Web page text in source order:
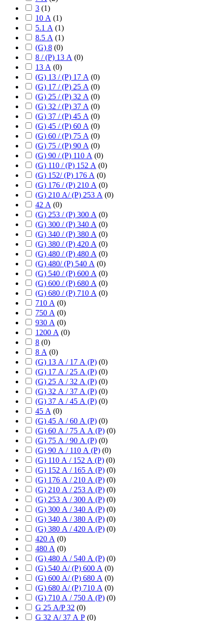
3 (1)
10 А (1)
5.1 А (1)
8.5 А (1)
(G) 8 (0)
8 / (P) 13 А (0)
13 А (0)
(G) 13 / (P) 17 А (0)
(G) 17 / (P) 25 А (0)
(G) 25 / (P) 32 А (0)
(G) 32 / (P) 37 А (0)
(G) 37 / (P) 45 А (0)
(G) 45 / (P) 60 А (0)
(G) 60 / (P) 75 А (0)
(G) 75 / (P) 90 А (0)
(G) 90 / (P) 110 А (0)
(G) 110 / (P) 152 А (0)
(G) 152/ (P) 176 А (0)
(G) 176 / (P) 210 А (0)
(G) 210 А/ (P) 253 А (0)
42 А (0)
(G) 253 / (P) 300 А (0)
(G) 300 / (P) 340 А (0)
(G) 340 / (P) 380 А (0)
(G) 380 / (P) 420 А (0)
(G) 480 / (P) 480 А (0)
(G) 480/ (P) 540 А (0)
(G) 540 / (P) 600 А (0)
(G) 600 / (P) 680 А (0)
(G) 680 / (P) 710 А (0)
710 А (0)
750 А (0)
930 А (0)
1200 А (0)
8 (0)
8 А (0)
(G) 13 А / 17 А (P) (0)
(G) 17 А / 25 А (P) (0)
(G) 25 А / 32 А (P) (0)
(G) 32 А / 37 А (P) (0)
(G) 37 А / 45 А (P) (0)
45 А (0)
(G) 45 А / 60 А (P) (0)
(G) 60 А / 75 А А (P) (0)
(G) 75 А / 90 А (P) (0)
(G) 90 А / 110 А (P) (0)
(G) 110 А / 152 А (P) (0)
(G) 152 А / 165 А (P) (0)
(G) 176 А / 210 А (P) (0)
(G) 210 А / 253 А (P) (0)
(G) 253 А / 300 А (P) (0)
(G) 300 А / 340 А (P) (0)
(G) 340 А / 380 А (P) (0)
(G) 380 А / 420 А (P) (0)
420 А (0)
480 А (0)
(G) 480 А / 540 А (P) (0)
(G) 540 А/ (P) 600 А (0)
(G) 600 А/ (P) 680 А (0)
(G) 680 А/ (P) 710 А (0)
(G) 710 А / 750 А (P) (0)
G 25 А/P 32 (0)
G 32 А/ 37 А P (0)